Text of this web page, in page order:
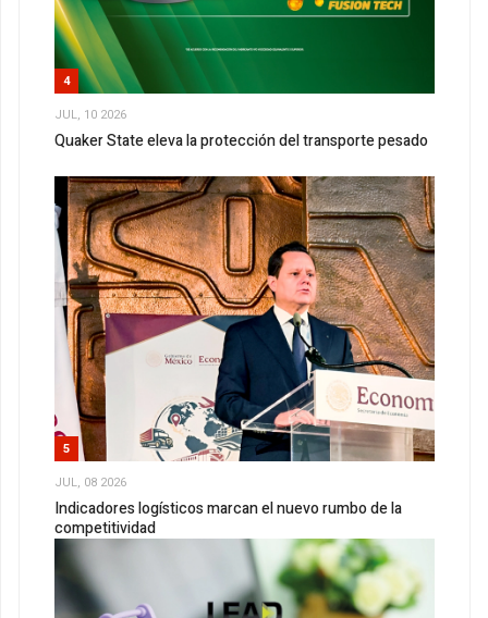
4
JUL, 10 2026
Quaker State eleva la protección del transporte pesado
5
JUL, 08 2026
Indicadores logísticos marcan el nuevo rumbo de la
competitividad